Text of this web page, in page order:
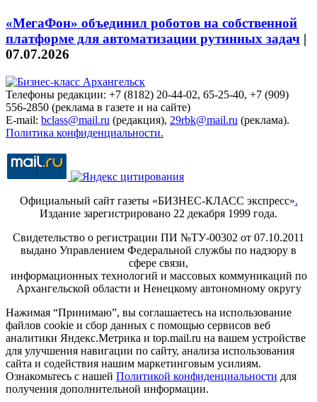
«МегаФон» объединил роботов на собственной
платформе для автоматизации рутинных задач |
07.07.2026
Телефоны редакции: +7 (8182) 20-44-02, 65-25-40, +7 (909)
556-2850 (реклама в газете и на сайте)
E-mail: bclass@mail.ru (редакция), 29rbk@mail.ru (реклама).
Политика конфиденциальности.
Официальный сайт газеты «БИЗНЕС-КЛАСС экспресс».
Издание зарегистрировано 22 декабря 1999 года.
Свидетельство о регистрации ПИ №ТУ-00302 от 07.10.2011
выдано Управлением Федеральной службы по надзору в
сфере связи,
информационных технологий и массовых коммуникаций по
Архангельской области и Ненецкому автономному округу
Нажимая “Принимаю”, вы соглашаетесь на использование
файлов cookie и сбор данных с помощью сервисов веб
аналитики Яндекс.Метрика и top.mail.ru на вашем устройстве
для улучшения навигации по сайту, анализа использования
сайта и содействия нашим маркетинговым усилиям.
Ознакомьтесь с нашей Политикой конфиденциальности для
получения дополнительной информации.